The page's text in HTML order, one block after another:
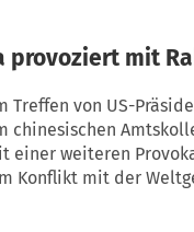
provoziert mit
Treffen von US-
chinesischen
einer weiteren
Konflikt mit der